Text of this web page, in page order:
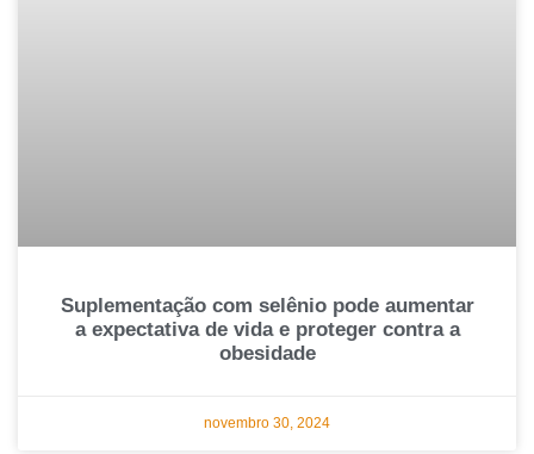
Suplementação com selênio pode aumentar
a expectativa de vida e proteger contra a
obesidade
novembro 30, 2024